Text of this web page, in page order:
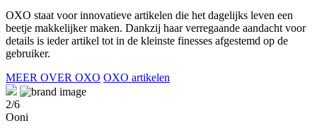
OXO staat voor innovatieve artikelen die het dagelijks leven een
beetje makkelijker maken. Dankzij haar verregaande aandacht voor
details is ieder artikel tot in de kleinste finesses afgestemd op de
gebruiker.
MEER OVER OXO OXO artikelen
2/6
Ooni